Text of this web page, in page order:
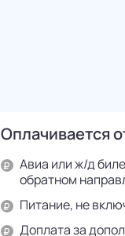
Оплачивается
Авиа или ж/д
обратном
Питание, не
Доплата за